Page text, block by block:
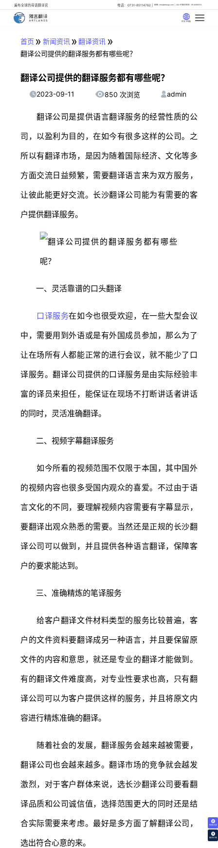
免费试译
翻译价格
遍布全球的母语翻译官 电话：0731-85114762 邮箱: info@artlangs.com 24小时翻译管家: 18142666316
中文 (中国)
首页 » 新闻资讯» 翻译资讯 »
翻译公司提供的翻译服务都有哪些呢？
翻译公司提供的翻译服务都有哪些呢？
2023-09-11 850 次浏览 admin
翻译公司是提供语言翻译服务的经营性质的公
司，以盈利为目的，在如今有很多这样的公司。之
所以有翻译市场，是因为随着国际经济、文化等多
方面交流日益频繁，需要翻译语言来为双方服务，
让彼此能更好交流。长沙翻译公司能为有需要的客
户提供翻译服务。
一、灵活靠谱的口头翻译
口译服务在如今也很受欢迎，在一些大型会议
中，需要用到外语或是有外国成员参加，那么为了
让在场所有人都能正常的进行会议，就不能少了口
译服务。翻译公司提供的口译服务是由实际经验丰
富的译员来担任，能保证在现场不打断讲话者讲话
的同时，灵活准确翻译。
二、视频字幕翻译服务
如今所看的视频范围不仅限于本国，其中国外
的视频内容也很多受国内观众的喜爱。不过由于语
言文化的不同，要理解视频内容需要有字幕显示，
要翻译出观众熟悉的需要。当然还是正规的长沙翻
译公司可以做到，并且提供各种语言翻译，保障客
户的要求能达到。
三、准确精炼的笔译服务
给客户翻译文件材料类型的服务比较普遍，客
户的文件资料要翻译成另一种语言，并且要保留原
文件的内容和意思，就还是专业的翻译才能做到。
有的翻译文件难度高，对专业性要求也高，只有翻
译公司可以为客户提供这样的服务，并且将原文内
容进行精炼准确的翻译。
随着社会的发展，翻译服务会越来越被需要，
翻译公司也会越来越多。翻译市场的竞争就会越发
激烈，对于客户群体来说，选长沙翻译公司要看翻
译品质和公司诚信值，选择范围更大的同时还是结
合实际需要来考虑。最好是多方面了解翻译公司，
选出符合心意的来。